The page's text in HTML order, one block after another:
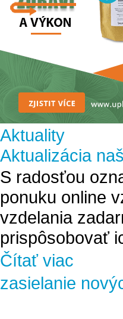
Aktuality
Aktualizácia
S radosťou
ponuku online
vzdelania
prispôsobovať
Čítať viac
zasielanie